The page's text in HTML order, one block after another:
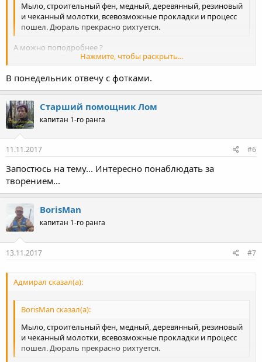
Мыло, строительный фен, медный, деревянный, резиновый
и чеканный молотки, всевозможные прокладки и процесс
пошел. Дюраль прекрасно рихтуется.
Нажмите, чтобы раскрыть...
А можно поподробнее ?
Тоже этим сейчас занимаюсь ..... чё то не очень .....
Нажмите, чтобы раскрыть...
В понедельник отвечу с фотками.
Старший помощник Лом
капитан 1-го ранга
11.11.2017 #6
Запостюсь на тему... Интересно понаблюдать за
творением...
BorisMan
капитан 1-го ранга
13.11.2017 #7
Адмирал сказал(а):
BorisMan сказал(а):
Мыло, строительный фен, медный, деревянный, резиновый
и чеканный молотки, всевозможные прокладки и процесс
пошел. Дюраль прекрасно рихтуется.